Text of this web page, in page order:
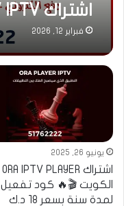
اشتراك Lion TV IPTV
فبراير 12, 2026
يونيو 26, 2025
اشتراك ORA IPTV PLAYER
الكويت 🎬🔥 كود تفعيل
لمدة سنة بسعر 18 د.ك